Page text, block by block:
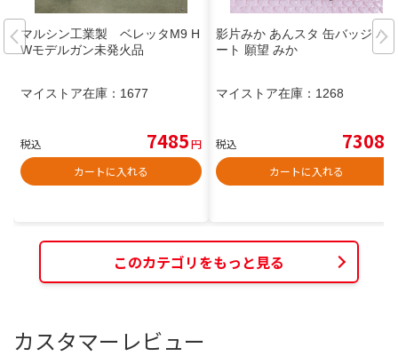
マルシン工業製 ベレッタM9 H
Wモデルガン未発火品
マイストア在庫： 1677
税込 7485円
カートに入れる
影片みか あんスタ 缶バッジ ハ
ート 願望 みか
マイストア在庫： 1268
税込 7308
カートに入れる
このカテゴリをもっと見る
カスタマーレビュー